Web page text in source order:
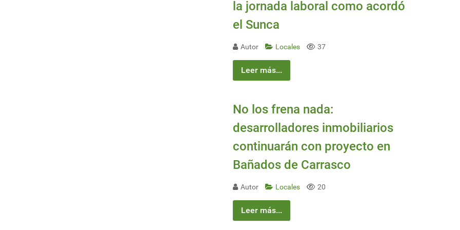
la jornada laboral como acordó
el Sunca
Autor Locales 37
Leer más...
No los frena nada:
desarrolladores inmobiliarios
continuarán con proyecto en
Bañados de Carrasco
Autor Locales 20
Leer más...